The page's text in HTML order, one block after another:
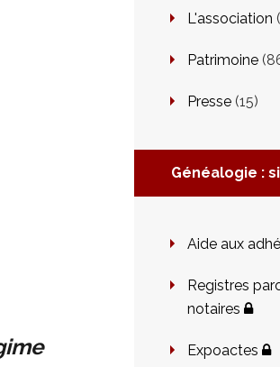
L'association
Patrimoine
Presse (15)
Généalogie :
Aide aux
Registres
notaires
Expoactes